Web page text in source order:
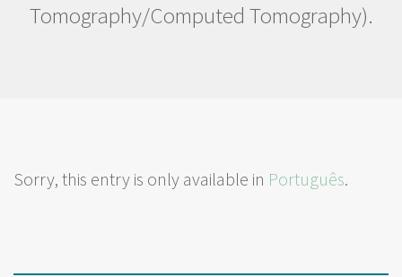
Tomography/Computed Tomography).
Sorry, this entry is only available in Português.